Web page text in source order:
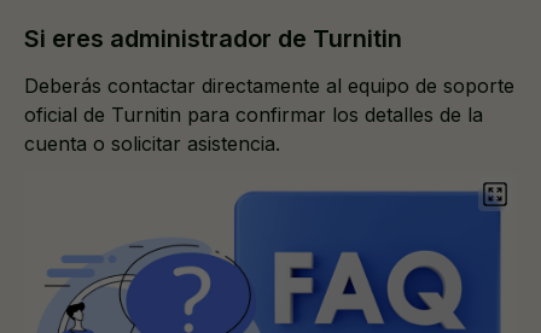
Si eres administrador de Turnitin
Deberás contactar directamente al equipo de soporte
oficial de Turnitin para confirmar los detalles de la
cuenta o solicitar asistencia.